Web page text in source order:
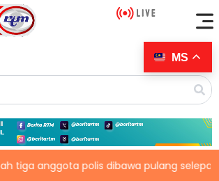
polis dibawa pulang selepas bedah
MS